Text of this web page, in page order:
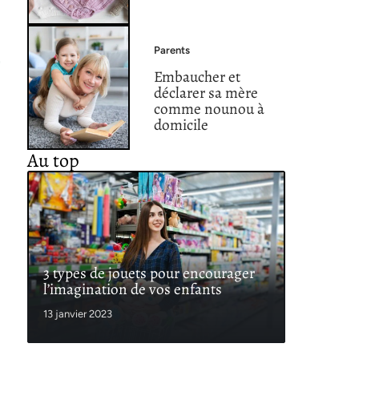
Parents
Embaucher et
déclarer sa mère
comme nounou à
domicile
Au top
3 types de jouets pour encourager
l’imagination de vos enfants
13 janvier 2023